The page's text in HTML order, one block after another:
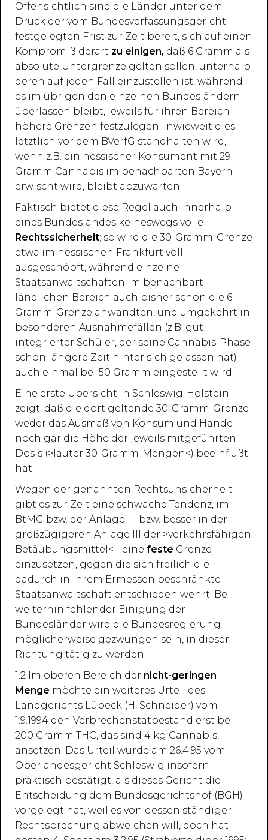
Offensichtlich sind die Länder unter dem
Druck der vom Bundesverfassungsgericht
festgelegten Frist zur Zeit bereit, sich auf einen
Kompromiß derart zu einigen, daß 6 Gramm als
absolute Untergrenze gelten sollen, unterhalb
deren auf jeden Fall einzustellen ist, während
es im übrigen den einzelnen Bundesländern
überlassen bleibt, jeweils für ihren Bereich
höhere Grenzen festzulegen. Inwieweit dies
letztlich vor dem BVerfG standhalten wird,
wenn z.B. ein hessischer Konsument mit 29
Gramm Cannabis im benachbarten Bayern
erwischt wird, bleibt abzuwarten.
Faktisch bietet diese Regel auch innerhalb
eines Bundeslandes keineswegs volle
Rechtssicherheit; so wird die 30-Gramm-Grenze
etwa im hessischen Frankfurt voll
ausgeschöpft, während einzelne
Staatsanwaltschaften im benachbart-
ländlichen Bereich auch bisher schon die 6-
Gramm-Grenze anwandten, und umgekehrt in
besonderen Ausnahmefällen (z.B. gut
integrierter Schüler, der seine Cannabis-Phase
schon längere Zeit hinter sich gelassen hat)
auch einmal bei 50 Gramm eingestellt wird.
Eine erste Übersicht in Schleswig-Holstein
zeigt, daß die dort geltende 30-Gramm-Grenze
weder das Ausmaß von Konsum und Handel
noch gar die Höhe der jeweils mitgeführten
Dosis (>lauter 30-Gramm-Mengen<) beeinflußt
hat.
Wegen der genannten Rechtsunsicherheit
gibt es zur Zeit eine schwache Tendenz, im
BtMG bzw. der Anlage I - bzw. besser in der
großzügigeren Anlage III der >verkehrsfähigen
Betäubungsmittel< - eine feste Grenze
einzusetzen, gegen die sich freilich die
dadurch in ihrem Ermessen beschränkte
Staatsanwaltschaft entschieden wehrt. Bei
weiterhin fehlender Einigung der
Bundesländer wird die Bundesregierung
möglicherweise gezwungen sein, in dieser
Richtung tätig zu werden.
1.2 Im oberen Bereich der nicht-geringen
Menge möchte ein weiteres Urteil des
Landgerichts Lübeck (H. Schneider) vom
1.9.1994 den Verbrechenstatbestand erst bei
200 Gramm THC, das sind 4 kg Cannabis,
ansetzen. Das Urteil wurde am 26.4.95 vom
Oberlandesgericht Schleswig insofern
praktisch bestätigt, als dieses Gericht die
Entscheidung dem Bundesgerichtshof (BGH)
vorgelegt hat, weil es von dessen ständiger
Rechtsprechung abweichen will, doch hat